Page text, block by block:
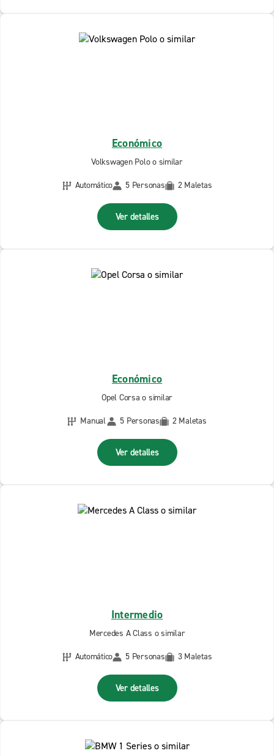
Económico
Volkswagen Polo o similar
Automático
5 Personas 2 Maletas
Ver detalles
Económico
Opel Corsa o similar
Manual
5 Personas 2 Maletas
Ver detalles
Intermedio
Mercedes A Class o similar
Automático
5 Personas 3 Maletas
Ver detalles